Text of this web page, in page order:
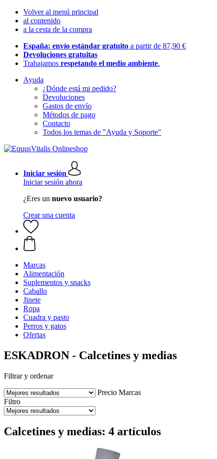
Volver al menú principal
al contenido
a la cesta de la compra
España: envío estándar gratuito a partir de 87,90 €
Devoluciones gratuitas
Trabajamos respetando el medio ambiente.
Ayuda
¿Dónde está mi pedido?
Devoluciones
Gastos de envío
Métodos de pago
Contacto
Todos los temas de "Ayuda y Soporte"
Iniciar sesión
Iniciar sesión ahora
¿Eres un nuevo usuario?
Crear una cuenta
Marcas
Alimentación
Suplementos y snacks
Caballo
Jinete
Ropa
Cuadra y pasto
Perros y gatos
Ofertas
ESKADRON - Calcetines y medias
Filtrar y ordenar
Precio Marcas
Filtro
Calcetines y medias: 4 artículos